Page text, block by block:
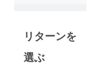
ム「禅
(zen)」とし
て活動を開
リターンを
選ぶ